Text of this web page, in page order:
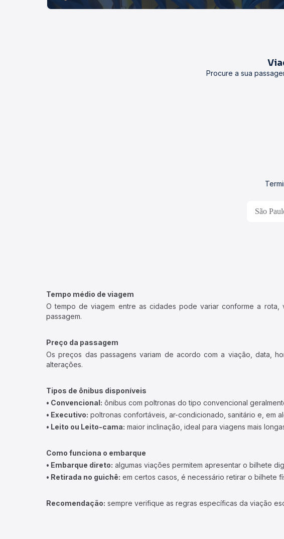
Procure a sua
São
Tempo médio de viagem
O tempo de viagem entre as cidades pode variar conforme a
passagem.
Preço da passagem
Os preços das passagens variam de acordo com a viação, data,
alterações.
Tipos de ônibus disponíveis
• Convencional: ônibus com poltronas do tipo convencional
• Executivo: poltronas confortáveis, ar-condicionado, sanitário e, em
• Leito ou Leito-cama: maior inclinação, ideal para viagens mais
Como funciona o embarque
• Embarque direto: algumas viações permitem apresentar o bilhete
• Retirada no guichê: em certos casos, é necessário retirar o bilhete
Recomendação: sempre verifique as regras específicas da viação